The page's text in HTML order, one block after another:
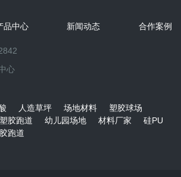
品中心 新闻动态 合作案例
心
人造草坪 场地材料
塑胶球场
胶跑道 幼儿园场地 材料厂家
硅PU
跑道